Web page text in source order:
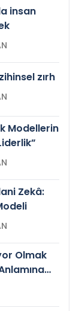
insan
zırh
Modellerin
Zekâ:
Olmak